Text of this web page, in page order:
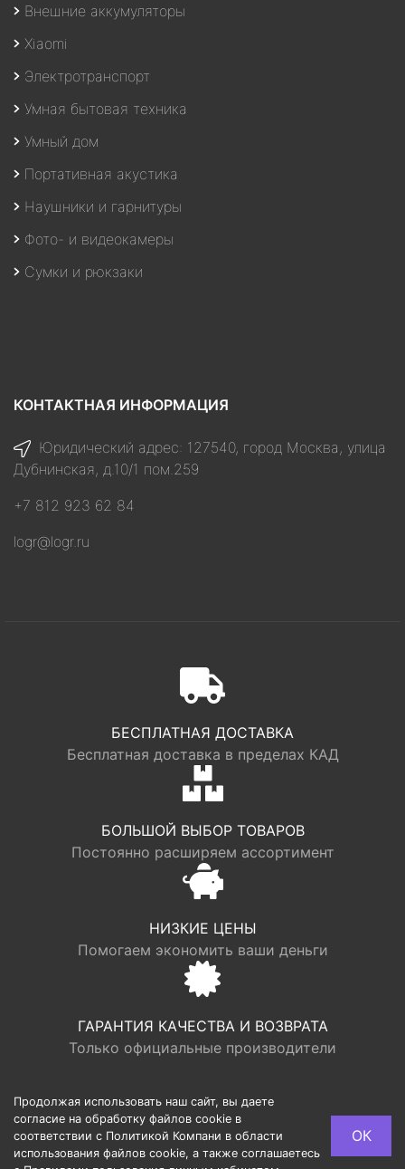
Внешние аккумуляторы
Xiaomi
Электротранспорт
Умная бытовая техника
Умный дом
Портативная акустика
Наушники и гарнитуры
Фото- и видеокамеры
Сумки и рюкзаки
КОНТАКТНАЯ ИНФОРМАЦИЯ
Юридический адрес: 127540, город Москва, улица
Дубнинская, д.10/1 пом.259
+7 812 923 62 84
logr@logr.ru
БЕСПЛАТНАЯ ДОСТАВКА
Бесплатная доставка в пределах КАД
БОЛЬШОЙ ВЫБОР ТОВАРОВ
Постоянно расширяем ассортимент
НИЗКИЕ ЦЕНЫ
Помогаем экономить ваши деньги
ГАРАНТИЯ КАЧЕСТВА И ВОЗВРАТА
Только официальные производители
© LOGR | ООО “ФАБРИК ХАУС”, ОГРН 1117746193949,
ИНН 7713725002, Юридический адрес: 127540, г.
Продолжая использовать наш сайт, вы даете
согласие на обработку файлов cookie в
соответствии с Политикой Компани в области
использования файлов cookie, а также соглашаетесь
ОК